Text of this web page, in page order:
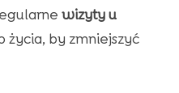
wizyty u
by zmniejszyć